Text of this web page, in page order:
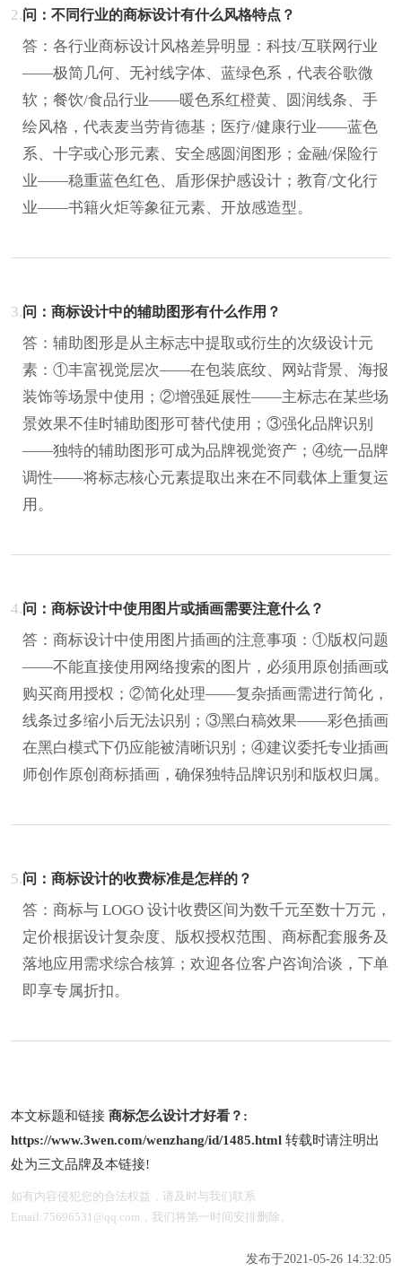
2.问：不同行业的商标设计有什么风格特点？
答：各行业商标设计风格差异明显：科技/互联网行业
——极简几何、无衬线字体、蓝绿色系，代表谷歌微
软；餐饮/食品行业——暖色系红橙黄、圆润线条、手
绘风格，代表麦当劳肯德基；医疗/健康行业——蓝色
系、十字或心形元素、安全感圆润图形；金融/保险行
业——稳重蓝色红色、盾形保护感设计；教育/文化行
业——书籍火炬等象征元素、开放感造型。
3.问：商标设计中的辅助图形有什么作用？
答：辅助图形是从主标志中提取或衍生的次级设计元
素：①丰富视觉层次——在包装底纹、网站背景、海报
装饰等场景中使用；②增强延展性——主标志在某些场
景效果不佳时辅助图形可替代使用；③强化品牌识别
——独特的辅助图形可成为品牌视觉资产；④统一品牌
调性——将标志核心元素提取出来在不同载体上重复运
用。
4.问：商标设计中使用图片或插画需要注意什么？
答：商标设计中使用图片插画的注意事项：①版权问题
——不能直接使用网络搜索的图片，必须用原创插画或
购买商用授权；②简化处理——复杂插画需进行简化，
线条过多缩小后无法识别；③黑白稿效果——彩色插画
在黑白模式下仍应能被清晰识别；④建议委托专业插画
师创作原创商标插画，确保独特品牌识别和版权归属。
5.问：商标设计的收费标准是怎样的？
答：商标与 LOGO 设计收费区间为数千元至数十万元，
定价根据设计复杂度、版权授权范围、商标配套服务及
落地应用需求综合核算；欢迎各位客户咨询洽谈，下单
即享专属折扣。
本文标题和链接 商标怎么设计才好看？:
https://www.3wen.com/wenzhang/id/1485.html 转载时请注明出
处为三文品牌及本链接!
如有内容侵犯您的合法权益，请及时与我们联系
Email:75696531@qq.com，我们将第一时间安排删除。
发布于2021-05-26 14:32:05